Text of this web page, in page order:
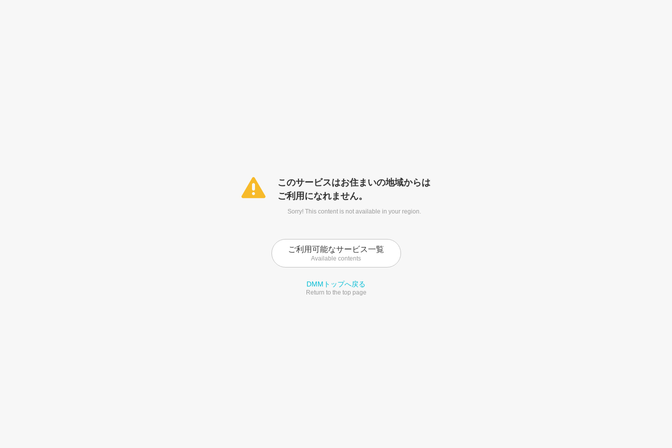
このサービスはお住まいの地域からは
ご利用になれません。
Sorry! This content is not available in your region.
ご利用可能なサービス一覧
Available contents
DMMトップへ戻る
Return to the top page